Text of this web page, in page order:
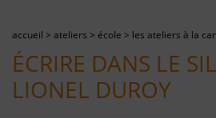
accueil > ateliers > école > les ateliers à la
ÉCRIRE DANS LE
LIONEL DUROY